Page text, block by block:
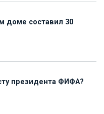
доме составил 30
президента ФИФА?